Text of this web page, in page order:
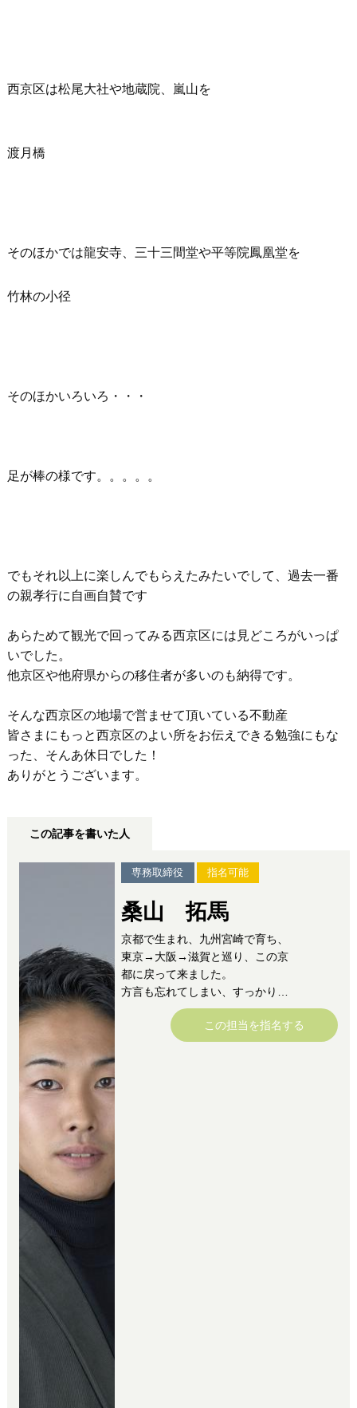
西京区は松尾大社や地蔵院、嵐山を
渡月橋
そのほかでは龍安寺、三十三間堂や平等院鳳凰堂を
竹林の小径
そのほかいろいろ・・・
足が棒の様です。。。。。
でもそれ以上に楽しんでもらえたみたいでして、過去一番
の親孝行に自画自賛です
あらためて観光で回ってみる西京区には見どころがいっぱ
いでした。
他京区や他府県からの移住者が多いのも納得です。
そんな西京区の地場で営ませて頂いている不動産
皆さまにもっと西京区のよい所をお伝えできる勉強にもな
った、そんあ休日でした！
ありがとうございます。
この記事を書いた人
専務取締役 指名可能
桑山 拓馬
京都で生まれ、九州宮崎で育ち、
東京→大阪→滋賀と巡り、この京
都に戻って来ました。
方言も忘れてしまい、すっかり京
都に馴染んでしまいましたが、
九州男児の名に恥じないよう、心
意気と根性だけは誰にも負けませ
この担当を指名する